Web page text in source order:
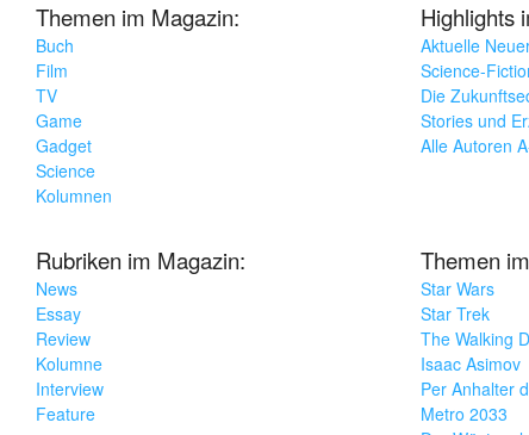
Themen im Magazin:
Buch
Film
TV
Game
Gadget
Science
Kolumnen
Highlights
Aktuelle
Science-
Die
Stories und
Alle Autoren
Rubriken im Magazin:
News
Essay
Review
Kolumne
Interview
Feature
Themen
Star Wars
Star Trek
The Walking
Isaac Asimov
Per Anhalter
Metro 2033